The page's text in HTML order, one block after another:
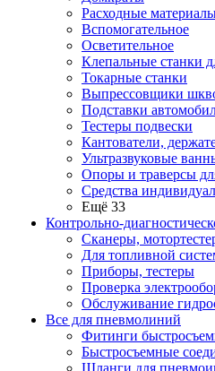
Расходные
Вспомогательное
Осветительное
Клепальные станки
Токарные станки
Выпрессовщики
Подставки
Тестеры подвески
Кантователи,
Ультразвуковые
Опоры и траверсы
Средства
Ещё 33
Контрольно-
Сканеры,
Для топливной
Приборы, тестеры
Проверка
Обслуживание
Все для пневмолиний
Фитинги
Быстросъемные
Шланги для